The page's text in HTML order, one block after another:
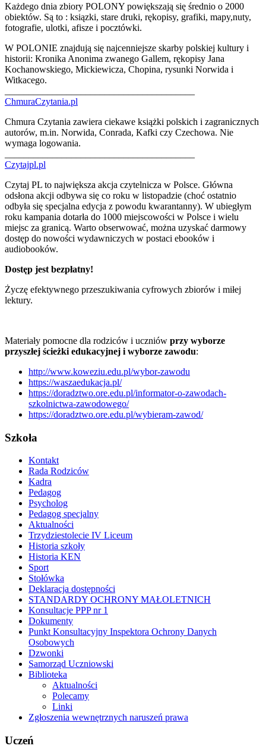
Każdego dnia zbiory POLONY powiększają się średnio o 2000
obiektów. Są to : ksiązki, stare druki, rękopisy, grafiki, mapy,nuty,
fotografie, ulotki, afisze i pocztówki.
W POLONIE znajdują się najcenniejsze skarby polskiej kultury i
historii: Kronika Anonima zwanego Gallem, rękopisy Jana
Kochanowskiego, Mickiewicza, Chopina, rysunki Norwida i
Witkacego.
ChmuraCzytania.pl
Chmura Czytania zawiera ciekawe książki polskich i zagranicznych
autorów, m.in. Norwida, Conrada, Kafki czy Czechowa. Nie
wymaga logowania.
Czytajpl.pl
Czytaj PL to największa akcja czytelnicza w Polsce. Główna
odsłona akcji odbywa się co roku w listopadzie (choć ostatnio
odbyła się specjalna edycja z powodu kwarantanny). W ubiegłym
roku kampania dotarła do 1000 miejscowości w Polsce i wielu
miejsc za granicą. Warto obserwować, można uzyskać darmowy
dostęp do nowości wydawniczych w postaci ebooków i
audiobooków.
Dostęp jest bezpłatny!
Życzę efektywnego przeszukiwania cyfrowych zbiorów i miłej
lektury.
Materiały pomocne dla rodziców i uczniów przy wyborze
przyszłej ścieżki edukacyjnej i wyborze zawodu:
http://www.koweziu.edu.pl/wybor-zawodu
https://waszaedukacja.pl/
https://doradztwo.ore.edu.pl/informator-o-zawodach-
szkolnictwa-zawodowego/
https://doradztwo.ore.edu.pl/wybieram-zawod/
Szkoła
Kontakt
Rada Rodziców
Kadra
Pedagog
Psycholog
Pedagog specjalny
Aktualności
Trzydziestolecie IV Liceum
Historia szkoły
Historia KEN
Sport
Stołówka
Deklaracja dostępności
STANDARDY OCHRONY MAŁOLETNICH
Konsultacje PPP nr 1
Dokumenty
Punkt Konsultacyjny Inspektora Ochrony Danych
Osobowych
Dzwonki
Samorząd Uczniowski
Biblioteka
Aktualności
Polecamy
Linki
Zgłoszenia wewnętrznych naruszeń prawa
Uczeń